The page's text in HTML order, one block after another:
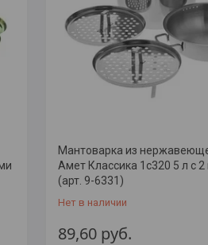
Мантоварка из
Амет Классика 1с320 5 л с
(арт. 9-6331)
Нет в наличии
89,60 руб.